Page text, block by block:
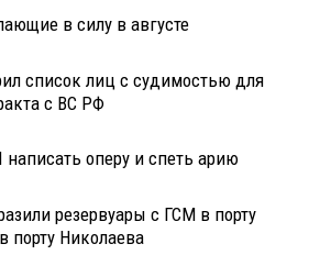
в силу в августе
список лиц с судимостью для
с ВС РФ
оперу и спеть арию
резервуары с ГСМ в порту
порту Николаева